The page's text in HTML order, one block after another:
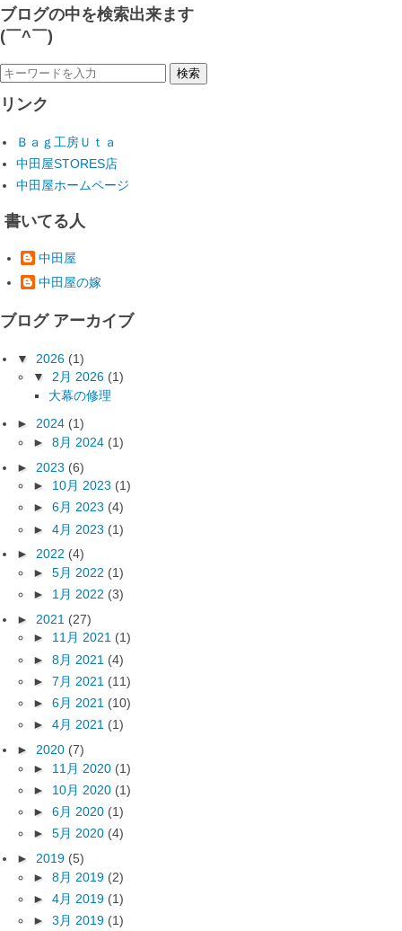
ブログの中を検索出来ます
(￣^￣)ゞ
リンク
Ｂａｇ工房Ｕｔａ
中田屋STORES店
中田屋ホームページ
書いてる人
中田屋
中田屋の嫁
ブログ アーカイブ
▼ 2026 (1)
▼ 2月 2026 (1)
大幕の修理
► 2024 (1)
► 8月 2024 (1)
► 2023 (6)
► 10月 2023 (1)
► 6月 2023 (4)
► 4月 2023 (1)
► 2022 (4)
► 5月 2022 (1)
► 1月 2022 (3)
► 2021 (27)
► 11月 2021 (1)
► 8月 2021 (4)
► 7月 2021 (11)
► 6月 2021 (10)
► 4月 2021 (1)
► 2020 (7)
► 11月 2020 (1)
► 10月 2020 (1)
► 6月 2020 (1)
► 5月 2020 (4)
► 2019 (5)
► 8月 2019 (2)
► 4月 2019 (1)
► 3月 2019 (1)